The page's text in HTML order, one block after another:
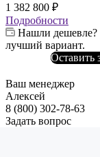
1 382 800 ₽
Подробности
Нашли
лучший вариант.
Оставить
Ваш менеджер
Алексей
8 (800) 302-78-63
Задать вопрос